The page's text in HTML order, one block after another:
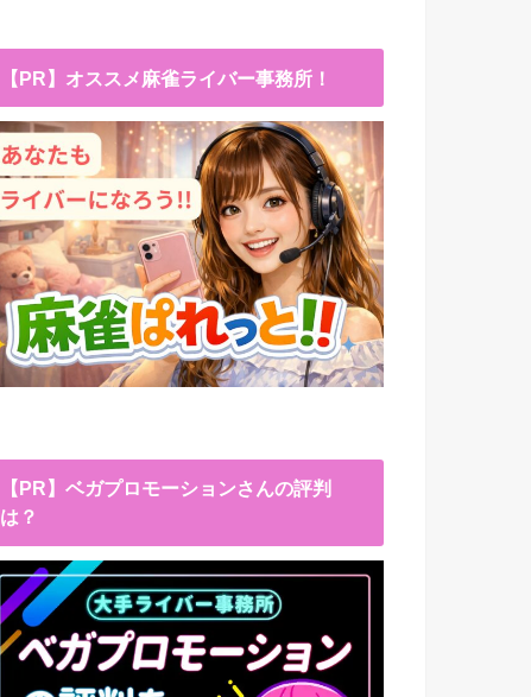
【PR】オススメ麻雀ライバー事務所！
【PR】ベガプロモーションさんの評判
は？